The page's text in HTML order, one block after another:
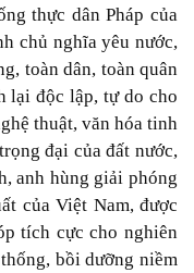
thực dân Pháp của
chủ nghĩa yêu nước,
toàn dân, toàn quân
lại độc lập, tự do cho
thuật, văn hóa tinh
đại của đất nước,
anh hùng giải phóng
của Việt Nam, được
tích cực cho nghiên
bồi dưỡng niềm